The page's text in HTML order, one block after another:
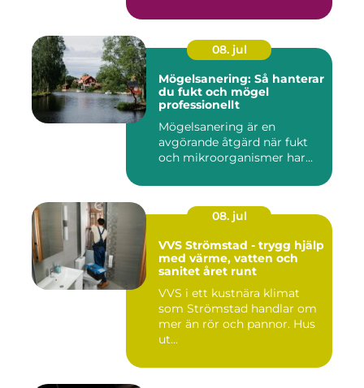
08. jul
Mögelsanering: Så hanterar
du fukt och mögel
professionellt
Mögelsanering är en
avgörande åtgärd när fukt
och mikroorganismer har...
08. jul
VVS Strömstad - trygg hjälp
med värme, vatten och
sanitet året runt
VVS i ett kustnära klimat
som Strömstad handlar om
mer än rör och pannor. Hus
ut...